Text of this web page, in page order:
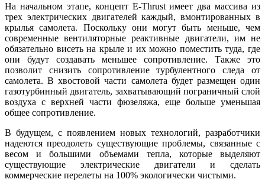
На начальном этапе, концепт E-Thrust имеет два массива из
трех электрических двигателей каждый, вмонтированных в
крылья самолета. Поскольку они могут быть меньше, чем
современные вентиляторные реактивные двигатели, им не
обязательно висеть на крыле и их можно поместить туда, где
они будут создавать меньшее сопротивление. Также это
позволит снизить сопротивление турбулентного следа от
самолета. В хвостовой части самолета будет размещен один
газотурбинный двигатель, захватывающий пограничный слой
воздуха с верхней части фюзеляжа, еще больше уменьшая
общее сопротивление.
В будущем, с появлением новых технологий, разработчики
надеются преодолеть существующие проблемы, связанные с
весом и большими объемами тепла, которые выделяют
существующие электрические двигатели и сделать
коммерческие перелеты на 100% экологически чистыми.